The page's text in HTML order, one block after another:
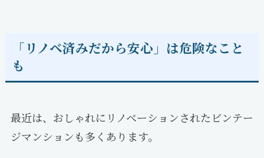
「リノベ済みだから安心」は危険なこと
も
最近は、おしゃれにリノベーションされたビンテー
ジマンションも多くあります。